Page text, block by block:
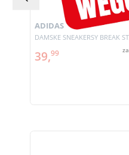
DAMSKE SNEAKERSY BREAK
ADIDAS
39,99